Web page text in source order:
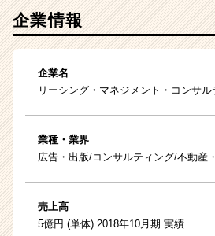
企業情報
企業名
リーシング・マネジメント・コンサ
業種・業界
広告・出版/コンサルティング/不動産
売上高
5億円 (単体) 2018年10月期 実績